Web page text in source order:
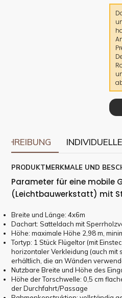
PRODUKTMERKMALE UND
Parameter für eine mobile
(Leichtbauwerkstatt) mit
Breite und Länge: 4x6m
Dachart: Satteldach mit
Höhe: maximale Höhe 2,98 m,
Tortyp: 1 Stück Flügeltor (mit
horizontaler Verkleidung (auch mit
erhältlich, die an Wänden
Nutzbare Breite und Höhe des
Höhe der Torschwelle: 0,5 cm
der Durchfahrt/Passage